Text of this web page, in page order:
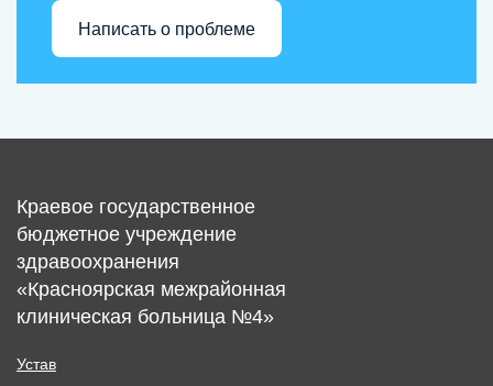
Написать о проблеме
Краевое государственное
бюджетное учреждение
здравоохранения
«Красноярская межрайонная
клиническая больница №4»
Устав